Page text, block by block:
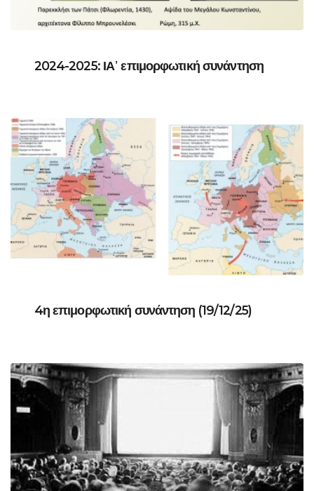
2024-2025: ΙΑ᾽ επιμορφωτική συνάντηση
4η επιμορφωτική συνάντηση (19/12/25)